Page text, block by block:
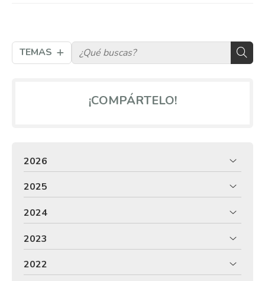
TEMAS
¡COMPÁRTELO!
2026
2025
2024
2023
2022